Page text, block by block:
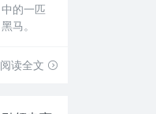
中的一匹
黑马。
阅读全文